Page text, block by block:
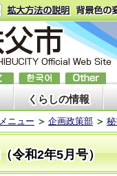
くらしの情報
ニュー 企画政策部 秘
令和2年5月号）